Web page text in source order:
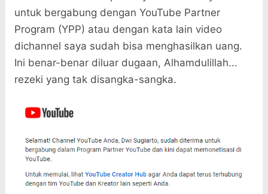
untuk bergabung dengan YouTube Partner
Program (YPP) atau dengan kata lain video
dichannel saya sudah bisa menghasilkan uang.
Ini benar-benar diluar dugaan, Alhamdulillah...
rezeki yang tak disangka-sangka.